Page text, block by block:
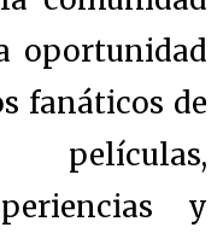
oportunidad
fanáticos de
y